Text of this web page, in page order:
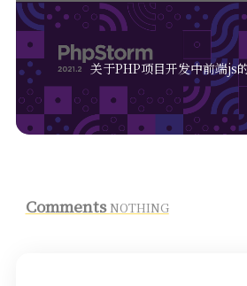
Comments NOTHING